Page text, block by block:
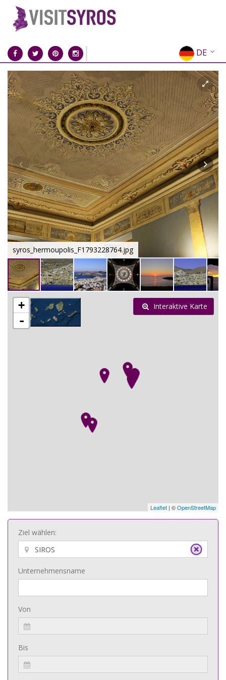
DE
EN
EL
FR
IT
ES
RU
CN
syros_hermoupolis_F1793228764.jpg
+
-
Leaflet | ©OpenStreetMap
Interaktive Karte
Ziel wählen:
Unternehmensname
Von
Bis